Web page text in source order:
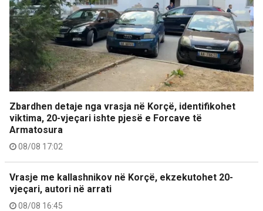
Zbardhen detaje nga vrasja në Korçë, identifikohet
viktima, 20-vjeçari ishte pjesë e Forcave të
Armatosura
08/08 17:02
Vrasje me kallashnikov në Korçë, ekzekutohet 20-
vjeçari, autori në arrati
08/08 16:45